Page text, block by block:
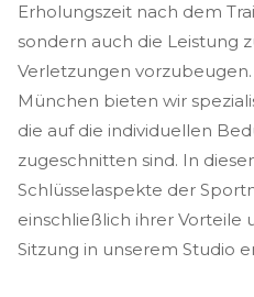
Erholungszeit nach dem
sondern auch die Leistung
Verletzungen
München bieten wir
die auf die individuellen
zugeschnitten sind. In
Schlüsselaspekte der
einschließlich ihrer Vorteile
Sitzung in unserem Studio